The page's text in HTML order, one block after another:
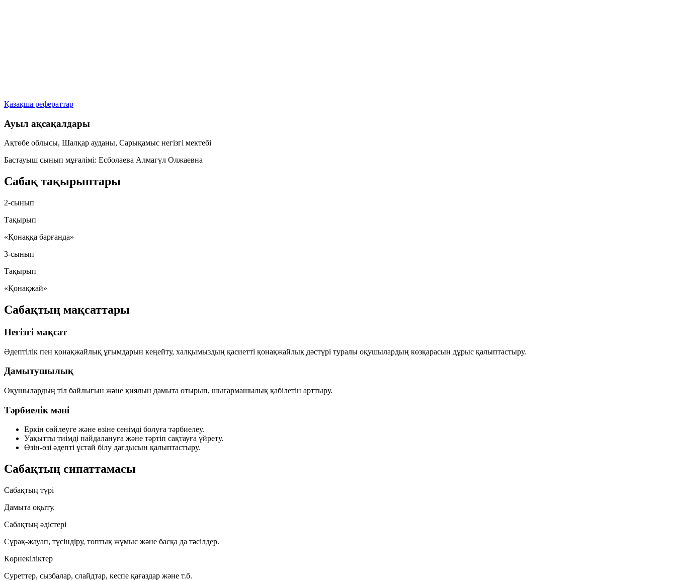
Қазақша рефераттар
Ауыл ақсақалдары
Ақтөбе облысы, Шалқар ауданы, Сарықамыс негізгі мектебі
Бастауыш сынып мұғалімі: Есболаева Алмагүл Олжаевна
Сабақ тақырыптары
2-сынып
Тақырып
«Қонаққа барғанда»
3-сынып
Тақырып
«Қонақжай»
Сабақтың мақсаттары
Негізгі мақсат
Әдептілік пен қонақжайлық ұғымдарын кеңейту, халқымыздың қасиетті қонақжайлық дәстүрі туралы оқушылардың көзқарасын дұрыс қалыптастыру.
Дамытушылық
Оқушылардың тіл байлығын және қиялын дамыта отырып, шығармашылық қабілетін арттыру.
Тәрбиелік мәні
Еркін сөйлеуге және өзіне сенімді болуға тәрбиелеу.
Уақытты тиімді пайдалануға және тәртіп сақтауға үйрету.
Өзін-өзі әдепті ұстай білу дағдысын қалыптастыру.
Сабақтың сипаттамасы
Сабақтың түрі
Дамыта оқыту.
Сабақтың әдістері
Сұрақ-жауап, түсіндіру, топтық жұмыс және басқа да тәсілдер.
Көрнекіліктер
Суреттер, сызбалар, слайдтар, кеспе қағаздар және т.б.